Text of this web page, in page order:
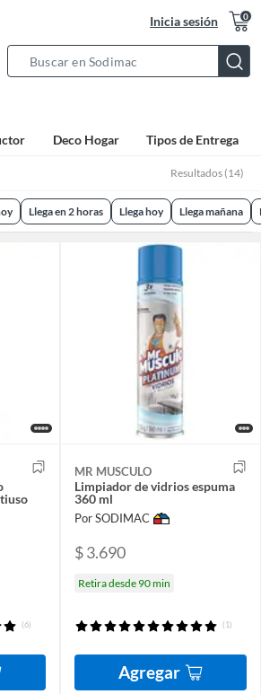
Inicia sesión 0
Bar
Deco Hogar Tipos de Entrega
Resultados (14)
Llega en 2 horas Llega hoy Llega mañana
(6)
MR MUSCULO
Limpiador de vidrios espuma
360 ml
Por SODIMAC
$ 3.690
Retira desde 90 min
(1)
Agregar